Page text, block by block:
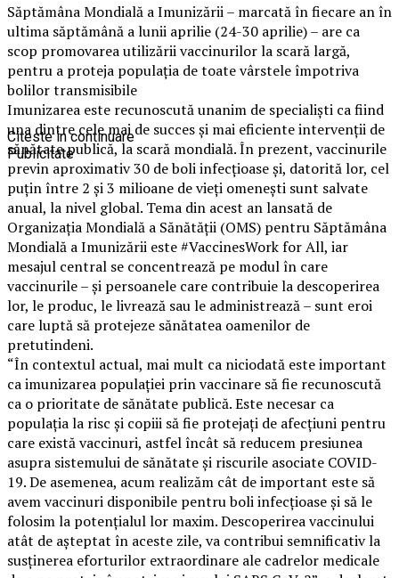
Săptămâna Mondială a Imunizării – marcată în fiecare an în
ultima săptămână a lunii aprilie (24-30 aprilie) – are ca
scop promovarea utilizării vaccinurilor la scară largă,
pentru a proteja populația de toate vârstele împotriva
bolilor transmisibile
Imunizarea este recunoscută unanim de specialiști ca fiind
una dintre cele mai de succes și mai eficiente intervenții de
sănătate publică, la scară mondială. În prezent, vaccinurile
previn aproximativ 30 de boli infecțioase și, datorită lor, cel
puțin între 2 și 3 milioane de vieți omenești sunt salvate
anual, la nivel global. Tema din acest an lansată de
Organizația Mondială a Sănătății (OMS) pentru Săptămâna
Mondială a Imunizării este #VaccinesWork for All, iar
mesajul central se concentrează pe modul în care
vaccinurile – și persoanele care contribuie la descoperirea
lor, le produc, le livrează sau le administrează – sunt eroi
care luptă să protejeze sănătatea oamenilor de
pretutindeni.
“În contextul actual, mai mult ca niciodată este important
ca imunizarea populației prin vaccinare să fie recunoscută
ca o prioritate de sănătate publică. Este necesar ca
populația la risc și copiii să fie protejați de afecțiuni pentru
care există vaccinuri, astfel încât să reducem presiunea
asupra sistemului de sănătate și riscurile asociate COVID-
19. De asemenea, acum realizăm cât de important este să
avem vaccinuri disponibile pentru boli infecțioase și să le
folosim la potențialul lor maxim. Descoperirea vaccinului
atât de așteptat în aceste zile, va contribui semnificativ la
susținerea eforturilor extraordinare ale cadrelor medicale
Citeste in continuare
Publicitate